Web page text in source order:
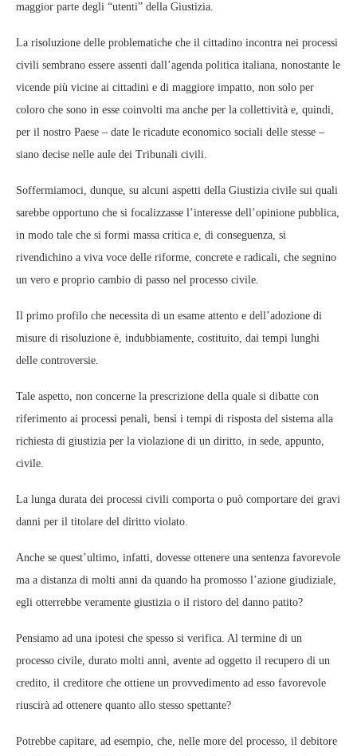
maggior parte degli “utenti” della Giustizia.
La risoluzione delle problematiche che il cittadino incontra nei processi
civili sembrano essere assenti dall’agenda politica italiana, nonostante le
vicende più vicine ai cittadini e di maggiore impatto, non solo per
coloro che sono in esse coinvolti ma anche per la collettività e, quindi,
per il nostro Paese – date le ricadute economico sociali delle stesse –
siano decise nelle aule dei Tribunali civili.
Soffermiamoci, dunque, su alcuni aspetti della Giustizia civile sui quali
sarebbe opportuno che si focalizzasse l’interesse dell’opinione pubblica,
in modo tale che si formi massa critica e, di conseguenza, si
rivendichino a viva voce delle riforme, concrete e radicali, che segnino
un vero e proprio cambio di passo nel processo civile.
Il primo profilo che necessita di un esame attento e dell’adozione di
misure di risoluzione è, indubbiamente, costituito, dai tempi lunghi
delle controversie.
Tale aspetto, non concerne la prescrizione della quale si dibatte con
riferimento ai processi penali, bensì i tempi di risposta del sistema alla
richiesta di giustizia per la violazione di un diritto, in sede, appunto,
civile.
La lunga durata dei processi civili comporta o può comportare dei gravi
danni per il titolare del diritto violato.
Anche se quest’ultimo, infatti, dovesse ottenere una sentenza favorevole
ma a distanza di molti anni da quando ha promosso l’azione giudiziale,
egli otterrebbe veramente giustizia o il ristoro del danno patito?
Pensiamo ad una ipotesi che spesso si verifica. Al termine di un
processo civile, durato molti anni, avente ad oggetto il recupero di un
credito, il creditore che ottiene un provvedimento ad esso favorevole
riuscirà ad ottenere quanto allo stesso spettante?
Potrebbe capitare, ad esempio, che, nelle more del processo, il debitore